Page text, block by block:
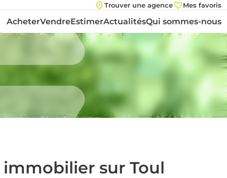
Trouver une agence Mes favoris
AcheterVendreEstimerActualitésQui sommes-nous
sur Toul